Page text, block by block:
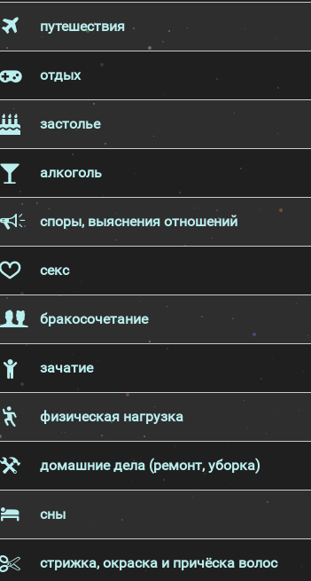
путешествия
отдых
застолье
алкоголь
споры, выяснения отношений
секс
бракосочетание
зачатие
физическая нагрузка
домашние дела (ремонт, уборка)
сны
стрижка, окраска и причёска волос